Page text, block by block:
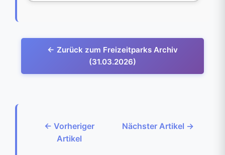
← Zurück zum Freizeitparks Archiv
(31.03.2026)
← Vorheriger
Artikel
Nächster Artikel →